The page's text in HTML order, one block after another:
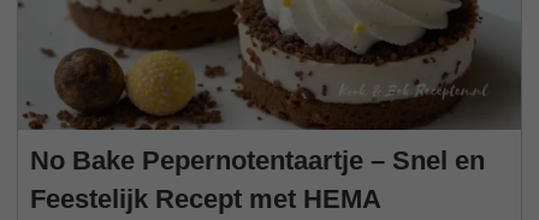
No Bake Pepernotentaartje – Snel en
Feestelijk Recept met HEMA